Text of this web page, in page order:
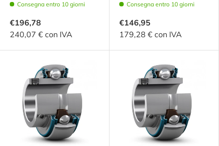
Consegna entro 10 giorni
€196,78
240,07 € con IVA
Consegna entro 10 giorni
€146,95
179,28 € con IVA